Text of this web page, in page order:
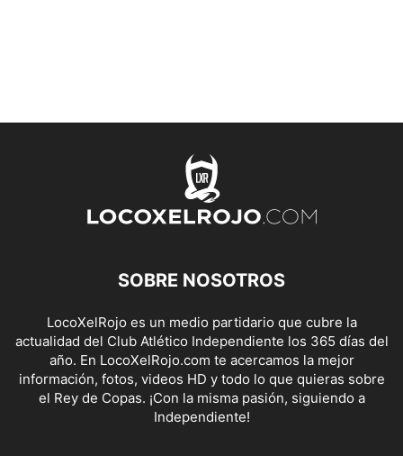
SOBRE NOSOTROS
LocoXelRojo es un medio partidario que cubre la
actualidad del Club Atlético Independiente los 365 días del
año. En LocoXelRojo.com te acercamos la mejor
información, fotos, videos HD y todo lo que quieras sobre
el Rey de Copas. ¡Con la misma pasión, siguiendo a
Independiente!